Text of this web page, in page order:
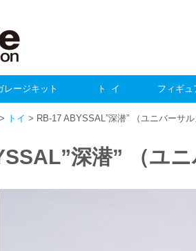
レージキット トイ フィギュ
> トイ > RB-17 ABYSSAL”深潜” （ユニバーサル
深潜” （ユニ